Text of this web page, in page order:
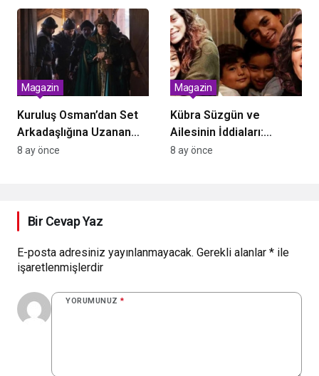
Dengesi: “Genç Kadınla
Evleniyorsun, Evde
Yakışıklı Yeğen Var”
Kuruluş Osman’dan Set
Arkadaşlığına Uzanan
Sıradışı Aşk: Deniz Barut
Magazin
8 ay önce
Kübra Süzgün ve
Ailesinin İddiaları:
Dolandırıcılık ve Suç
Magazin
8 ay önce
Bir Cevap Yaz
E-posta adresiniz yayınlanmayacak. Gerekli alanlar * ile
işaretlenmişlerdir
YORUMUNUZ *